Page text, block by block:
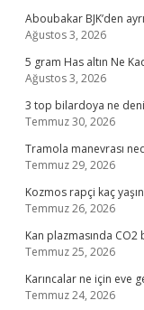
Aboubakar BJK’den
Ağustos 3, 2026
5 gram Has altın Ne
Ağustos 3, 2026
3 top bilardoya ne
Temmuz 30, 2026
Tramola manevrası
Temmuz 29, 2026
Kozmos rapçi kaç
Temmuz 26, 2026
Kan plazmasında CO2
Temmuz 25, 2026
Karıncalar ne için eve
Temmuz 24, 2026